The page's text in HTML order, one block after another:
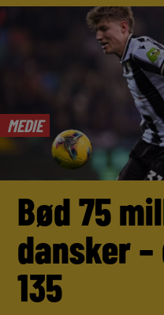
MEDIE
Bød 75
dansker
135